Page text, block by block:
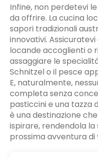
Infine, non perdetevi
da offrire. La cucina
sapori tradizionali
innovativi.
locande accoglienti o
assaggiare le
Schnitzel o il pesce
E, naturalmente,
completa senza
pasticcini e una tazza
è una destinazione
ispirare, rendendola
prossima avventura di